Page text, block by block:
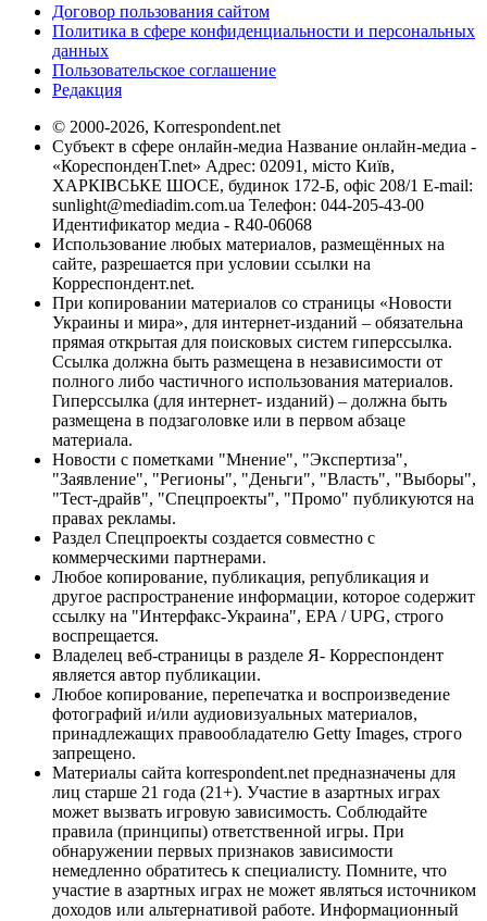
Договор пользования сайтом
Политика в сфере конфиденциальности и персональных
данных
Пользовательское соглашение
Редакция
© 2000-2026, Korrespondent.net
Субъект в сфере онлайн-медиа Название онлайн-медиа -
«КореспонденТ.net» Адрес: 02091, місто Київ,
ХАРКІВСЬКЕ ШОСЕ, будинок 172-Б, офіс 208/1 E-mail:
sunlight@mediadim.com.ua Телефон: 044-205-43-00
Идентификатор медиа - R40-06068
Использование любых материалов, размещённых на
сайте, разрешается при условии ссылки на
Корреспондент.net.
При копировании материалов со страницы «Новости
Украины и мира», для интернет-изданий – обязательна
прямая открытая для поисковых систем гиперссылка.
Ссылка должна быть размещена в независимости от
полного либо частичного использования материалов.
Гиперссылка (для интернет- изданий) – должна быть
размещена в подзаголовке или в первом абзаце
материала.
Новости с пометками "Мнение", "Экспертиза",
"Заявление", "Регионы", "Деньги", "Власть", "Выборы",
"Тест-драйв", "Спецпроекты", "Промо" публикуются на
правах рекламы.
Раздел Спецпроекты создается совместно с
коммерческими партнерами.
Любое копирование, публикация, републикация и
другое распространение информации, которое содержит
ссылку на "Интерфакс-Украина", EPA / UPG, строго
воспрещается.
Владелец веб-страницы в разделе Я- Корреспондент
является автор публикации.
Любое копирование, перепечатка и воспроизведение
фотографий и/или аудиовизуальных материалов,
принадлежащих правообладателю Getty Images, строго
запрещено.
Материалы сайта korrespondent.net предназначены для
лиц старше 21 года (21+). Участие в азартных играх
может вызвать игровую зависимость. Соблюдайте
правила (принципы) ответственной игры. При
обнаружении первых признаков зависимости
немедленно обратитесь к специалисту. Помните, что
участие в азартных играх не может являться источником
доходов или альтернативой работе. Информационный